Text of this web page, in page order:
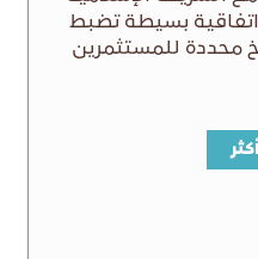
اتفاقية بسيطة تضبط
محددة للمستثمرين